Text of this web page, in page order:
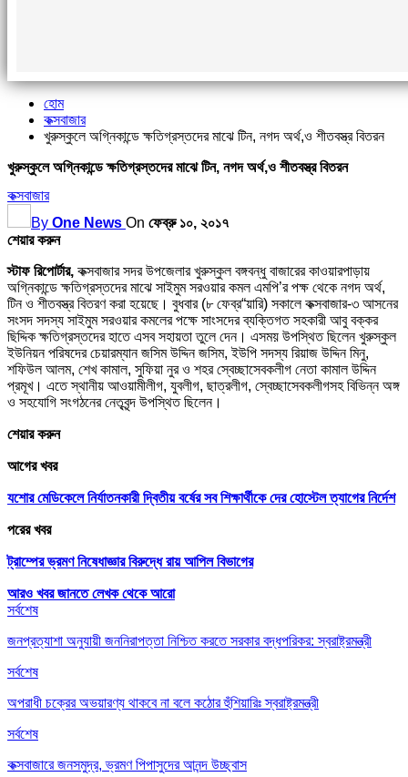
হোম
কক্সবাজার
খুরুস্কুলে অগ্নিকান্ডে ক্ষতিগ্রস্তদের মাঝে টিন, নগদ অর্থ,ও শীতবস্ত্র বিতরন
খুরুস্কুলে অগ্নিকান্ডে ক্ষতিগ্রস্তদের মাঝে টিন, নগদ অর্থ,ও শীতবস্ত্র বিতরন
কক্সবাজার
By One News On ফেব্রু ১০, ২০১৭
শেয়ার করুন
স্টাফ রিপোর্টার, কক্সবাজার সদর উপজেলার খুরুস্কুল বঙ্গবন্ধু বাজারের কাওয়ারপাড়ায়
অগ্নিকান্ডে ক্ষতিগ্রস্তদের মাঝে সাইমুম সরওয়ার কমল এমপি’র পক্ষ থেকে নগদ অর্থ,
টিন ও শীতবস্ত্র বিতরণ করা হয়েছে। বুধবার (৮ ফেব্র“য়ারি) সকালে কক্সবাজার-৩ আসনের
সংসদ সদস্য সাইমুম সরওয়ার কমলের পক্ষে সাংসদের ব্যক্তিগত সহকারী আবু বক্কর
ছিদ্দিক ক্ষতিগ্রস্তদের হাতে এসব সহায়তা তুলে দেন। এসময় উপস্থিত ছিলেন খুরুস্কুল
ইউনিয়ন পরিষদের চেয়ারম্যান জসিম উদ্দিন জসিম, ইউপি সদস্য রিয়াজ উদ্দিন মিনু,
শফিউল আলম, শেখ কামাল, সুফিয়া নুর ও শহর স্বেচ্ছাসেবকলীগ নেতা কামাল উদ্দিন
প্রমূখ। এতে স্থানীয় আওয়ামীলীগ, যুবলীগ, ছাত্রলীগ, স্বেচ্ছাসেবকলীগসহ বিভিন্ন অঙ্গ
ও সহযোগি সংগঠনের নেতৃবৃন্দ উপস্থিত ছিলেন।
শেয়ার করুন
আগের খবর
যশোর মেডিকেলে নির্যাতনকারী দ্বিতীয় বর্ষের সব শিক্ষার্থীকে দের হোস্টেল ত্যাগের নির্দেশ
পরের খবর
ট্রাম্পের ভ্রমণ নিষেধাজ্ঞার বিরুদ্ধে রায় আপিল বিভাগের
আরও খবর জানতে লেখক থেকে আরো
সর্বশেষ
জনপ্রত্যাশা অনুযায়ী জননিরাপত্তা নিশ্চিত করতে সরকার বদ্ধপরিকর: স্বরাষ্ট্রমন্ত্রী
সর্বশেষ
অপরাধী চক্রের অভয়ারণ্য থাকবে না বলে কঠোর হুঁশিয়ারিঃ স্বরাষ্ট্রমন্ত্রী
সর্বশেষ
কক্সবাজারে জনসমুদ্র, ভ্রমণ পিপাসুদের আনন্দ উচ্ছ্বাস